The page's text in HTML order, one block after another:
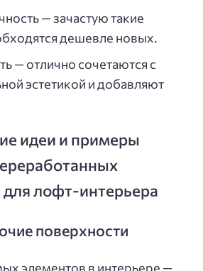
— зачастую такие
дешевле новых.
— отлично сочетаются с
эстетикой и добавляют
идеи и примеры
лофт-интерьера
поверхности
элементов в интерьере —